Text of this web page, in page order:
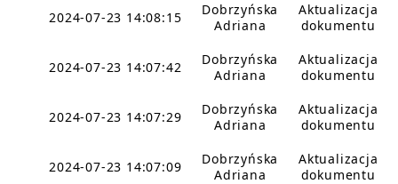
2024-07-23 14:08:15
Dobrzyńska
Adriana
Aktualizacja
dokumentu
2024-07-23 14:07:42
Dobrzyńska
Adriana
Aktualizacja
dokumentu
2024-07-23 14:07:29
Dobrzyńska
Adriana
Aktualizacja
dokumentu
2024-07-23 14:07:09
Dobrzyńska
Adriana
Aktualizacja
dokumentu